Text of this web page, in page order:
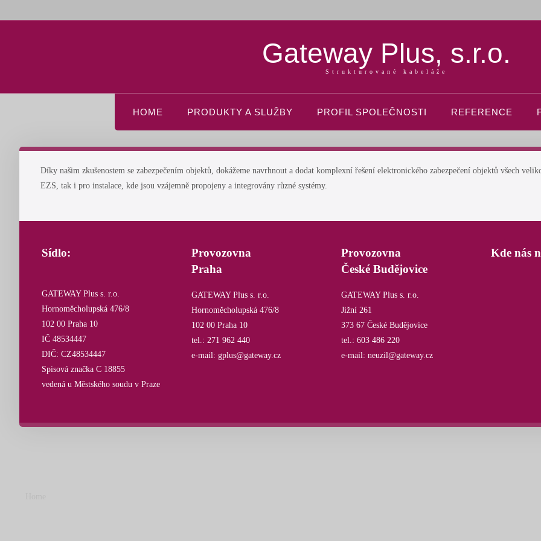
Gateway Plus, s.r.o.
Strukturované kabeláže
HOME PRODUKTY A SLUŽBY PROFIL SPOLEČNOSTI REFERENCE
Díky našim zkušenostem se zabezpečením objektů, dokážeme navrhnout a dodat komplexní řešení elektronického zabezpečení objektů všech
EZS, tak i pro instalace, kde jsou vzájemně propojeny a integrovány různé systémy.
Sídlo:
GATEWAY Plus s. r.o.
Hornoměcholupská 476/8
102 00 Praha 10
IČ 48534447
DIČ: CZ48534447
Spisová značka C 18855
vedená u Městského soudu v Praze
Provozovna
Praha
GATEWAY Plus s. r.o.
Hornoměcholupská 476/8
102 00 Praha 10
tel.: 271 962 440
e-mail: gplus@gateway.cz
Provozovna
České Budějovice
GATEWAY Plus s. r.o.
Jižní 261
373 67 České Budějovice
tel.: 603 486 220
e-mail: neuzil@gateway.cz
Kde nás